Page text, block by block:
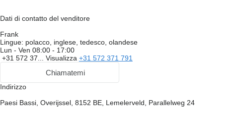
Dati di contatto del venditore
Frank
Lingue: polacco, inglese, tedesco, olandese
Lun - Ven 08:00 - 17:00
+31 572 37... Visualizza +31 572 371 791
Chiamatemi
Indirizzo
Paesi Bassi, Overijssel, 8152 BE, Lemelerveld, Parallelweg 24